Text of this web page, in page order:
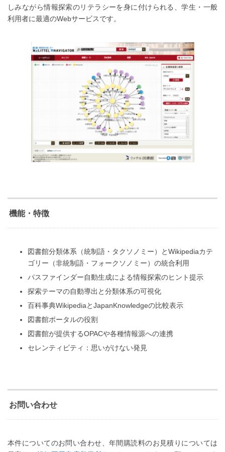
しみながら情報探索のリテラシーを身に付けられる、学生・一般
利用者に最適のWebサービスです。
機能・特徴
図書館分類体系（統制語・タクソノミー）とWikipediaカテ
ゴリー（非統制語・フォークソノミー）の統合利用
パスファインダー自動生成による情報探索のヒント提示
探索テーマの自動導出と分類体系の可視化
百科事典WikipediaとJapanKnowledgeの比較表示
図書館ポータルの役割
図書館が提供するOPACや各種情報源への連携
セレンティビティ：思いがけない発見
お問い合わせ
本件についてのお問い合わせ、年間購読料のお見積りについては